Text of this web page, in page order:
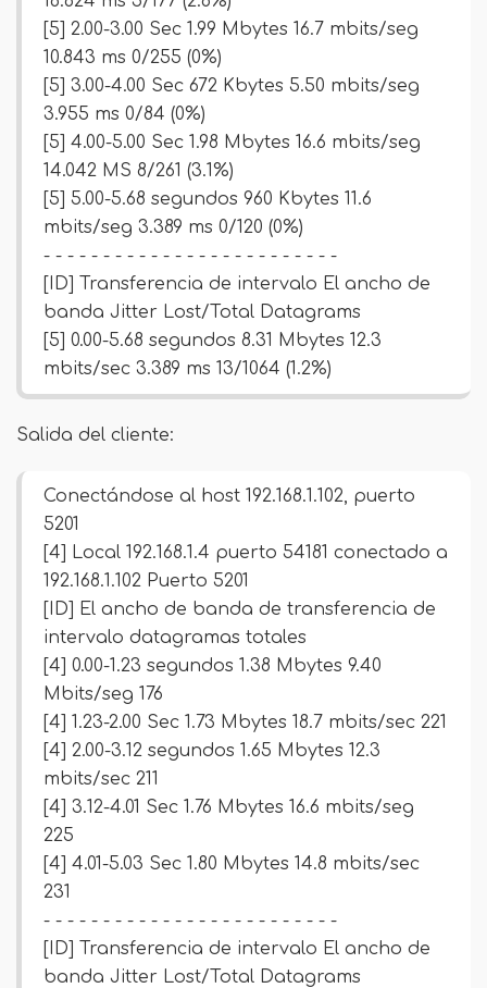
[5] 2.00-3.00 Sec 1.99 Mbytes 16.7 mbits/seg
10.843 ms 0/255 (0%)
[5] 3.00-4.00 Sec 672 Kbytes 5.50 mbits/seg
3.955 ms 0/84 (0%)
[5] 4.00-5.00 Sec 1.98 Mbytes 16.6 mbits/seg
14.042 MS 8/261 (3.1%)
[5] 5.00-5.68 segundos 960 Kbytes 11.6
mbits/seg 3.389 ms 0/120 (0%)
- - - - - - - - - - - - - - - - - - - - - - - - -
[ID] Transferencia de intervalo El ancho de
banda Jitter Lost/Total Datagrams
[5] 0.00-5.68 segundos 8.31 Mbytes 12.3
mbits/sec 3.389 ms 13/1064 (1.2%)
Salida del cliente:
Conectándose al host 192.168.1.102, puerto
5201
[4] Local 192.168.1.4 puerto 54181 conectado a
192.168.1.102 Puerto 5201
[ID] El ancho de banda de transferencia de
intervalo datagramas totales
[4] 0.00-1.23 segundos 1.38 Mbytes 9.40
Mbits/seg 176
[4] 1.23-2.00 Sec 1.73 Mbytes 18.7 mbits/sec 221
[4] 2.00-3.12 segundos 1.65 Mbytes 12.3
mbits/sec 211
[4] 3.12-4.01 Sec 1.76 Mbytes 16.6 mbits/seg
225
[4] 4.01-5.03 Sec 1.80 Mbytes 14.8 mbits/sec
231
- - - - - - - - - - - - - - - - - - - - - - - - -
[ID] Transferencia de intervalo El ancho de
banda Jitter Lost/Total Datagrams